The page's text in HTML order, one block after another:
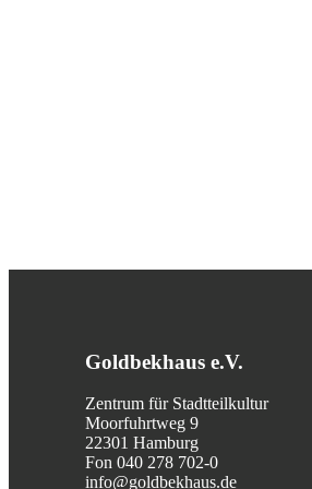
Goldbekhaus e.V.
Zentrum für Stadtteilkultur
Moorfuhrtweg 9
22301 Hamburg
Fon 040 278 702-0
info@goldbekhaus.de